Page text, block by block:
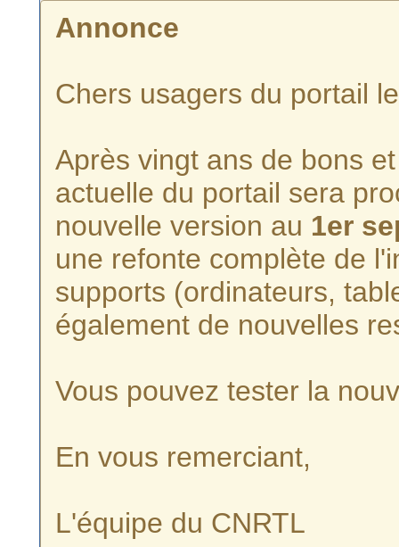
Annonce
Chers usagers du portail
Après vingt ans de bons
actuelle du portail sera
nouvelle version au 1er
une refonte complète de
supports (ordinateurs,
également de nouvelles
Vous pouvez tester la
En vous remerciant,
L'équipe du CNRTL